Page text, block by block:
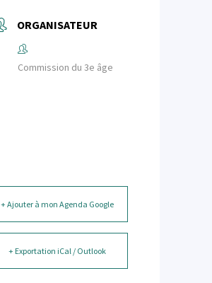
ORGANISATEUR
Commission du 3e âge
+ Ajouter à mon Agenda Google
+ Exportation iCal / Outlook